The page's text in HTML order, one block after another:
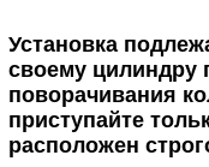
Установка
своему цилиндру
поворачивания
приступайте
расположен